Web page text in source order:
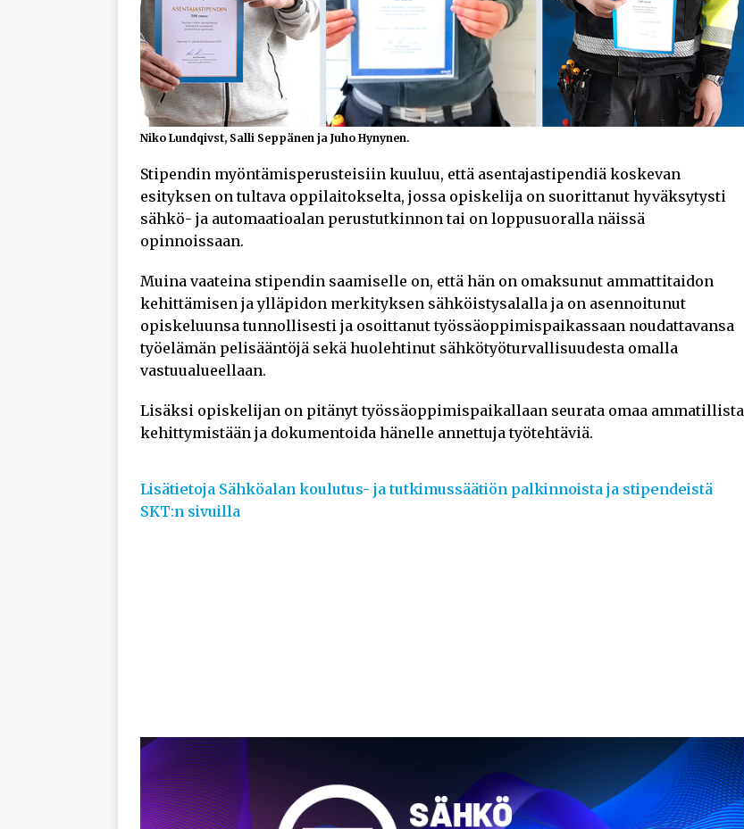
Niko Lundqivst, Salli Seppänen ja Juho Hynynen.
Stipendin myöntämisperusteisiin kuuluu, että asentajastipendiä koskevan
esityksen on tultava oppilaitokselta, jossa opiskelija on suorittanut hyväksytysti
sähkö- ja automaatioalan perustutkinnon tai on loppusuoralla näissä
opinnoissaan.
Muina vaateina stipendin saamiselle on, että hän on omaksunut ammattitaidon
kehittämisen ja ylläpidon merkityksen sähköistysalalla ja on asennoitunut
opiskeluunsa tunnollisesti ja osoittanut työssäoppimispaikassaan noudattavansa
työelämän pelisääntöjä sekä huolehtinut sähkötyöturvallisuudesta omalla
vastuualueellaan.
Lisäksi opiskelijan on pitänyt työssäoppimispaikallaan seurata omaa ammatillista
kehittymistään ja dokumentoida hänelle annettuja työtehtäviä.
Lisätietoja Sähköalan koulutus- ja tutkimussäätiön palkinnoista ja stipendeistä
SKT:n sivuilla